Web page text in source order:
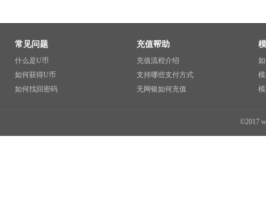
常见问题
什么是U币
如何获得U币
如何找回密码
充值帮助
充值流程介绍
支持哪些支付方式
无网银如何充值
©2017